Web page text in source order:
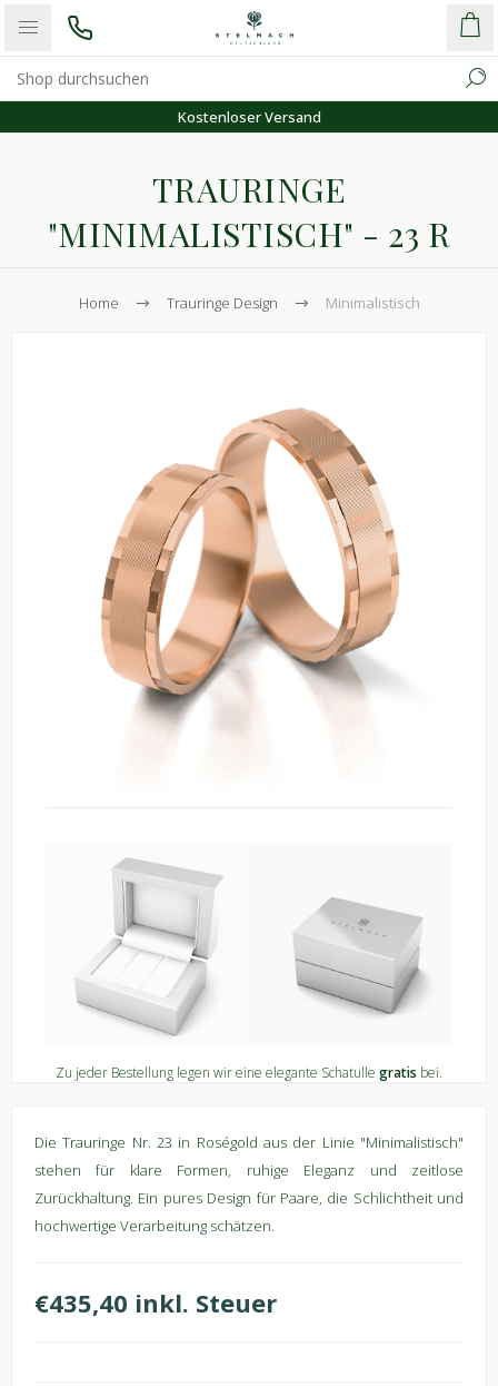
Kostenloser Versand
TRAURINGE
"MINIMALISTISCH" - 23 R
Home Trauringe Design Minimalistisch
Zu jeder Bestellung legen wir eine elegante Schatulle gratis bei.
Die Trauringe Nr. 23 in Roségold aus der Linie "Minimalistisch"
stehen für klare Formen, ruhige Eleganz und zeitlose
Zurückhaltung. Ein pures Design für Paare, die Schlichtheit und
hochwertige Verarbeitung schätzen.
€435,40 inkl. Steuer